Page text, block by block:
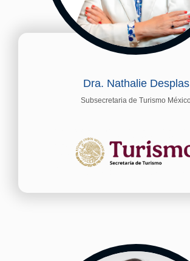
Dra. Nathalie Desplas
Subsecretaria de Turismo